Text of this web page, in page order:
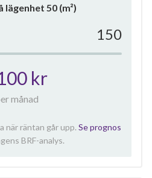
lägenhet 50 (m²)
150
kr
månad
när räntan går upp. Se prognos
BRF-analys.